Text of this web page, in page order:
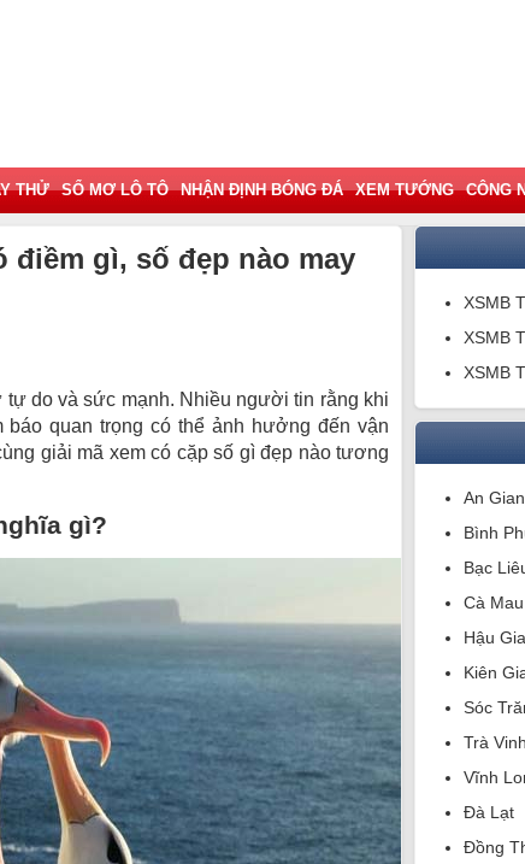
THỬ SỔ MƠ LÔ TÔ NHẬN ĐỊNH BÓNG ĐÁ XEM TƯỚNG CÔNG
điềm gì, số đẹp nào may
do và sức mạnh. Nhiều người tin rằng khi
quan trọng có thể ảnh hưởng đến vận
giải mã xem có cặp số gì đẹp nào tương
gì?
XSMB
XSMB
XSMB
An
Bình
Bạc
Cà Mau
Hậu
Kiên
Sóc
Trà Vinh
Vĩnh
Đà Lạt
Đồng